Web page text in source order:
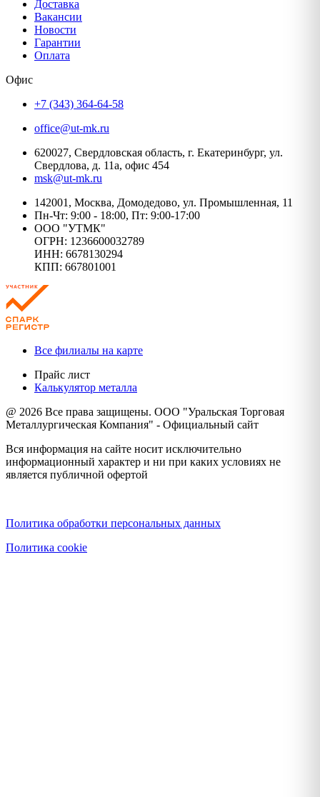
Доставка
Вакансии
Новости
Гарантии
Оплата
Офис
+7 (343) 364-64-58
office@ut-mk.ru
620027, Свердловская область, г. Екатеринбург, ул.
Свердлова, д. 11а, офис 454
msk@ut-mk.ru
142001, Москва, Домодедово, ул. Промышленная, 11
Пн-Чт: 9:00 - 18:00, Пт: 9:00-17:00
ООО "УТМК"
ОГРН: 1236600032789
ИНН: 6678130294
КПП: 667801001
Все филиалы на карте
Прайс лист
Калькулятор металла
@ 2026 Все права защищены. ООО "Уральская Торговая
Металлургическая Компания" - Официальный сайт
Вся информация на сайте носит исключительно
информационный характер и ни при каких условиях не
является публичной офертой
Политика обработки персональных данных
Политика cookie